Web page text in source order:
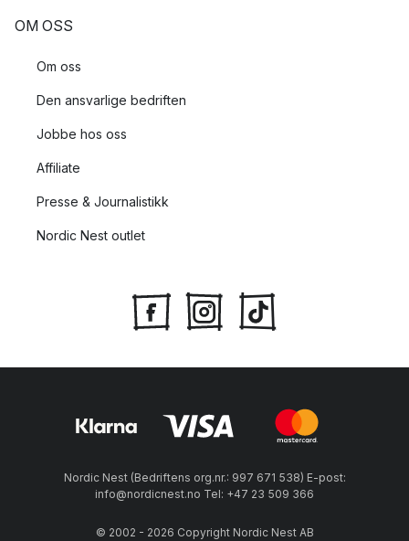
OM OSS
Om oss
Den ansvarlige bedriften
Jobbe hos oss
Affiliate
Presse & Journalistikk
Nordic Nest outlet
Nordic Nest (Bedriftens org.nr.: 997 671 538) E-post:
info@nordicnest.no Tel: +47 23 509 366
© 2002 - 2026 Copyright Nordic Nest AB